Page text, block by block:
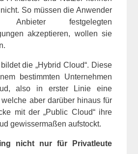
So müssen die Anwender
festgelegten
akzeptieren, wollen sie
die „Hybrid Cloud“. Diese
bestimmten Unternehmen
also in erster Linie eine
welche aber darüber hinaus für
mit der „Public Cloud“ ihre
gewissermaßen aufstockt.
nicht nur für Privatleute